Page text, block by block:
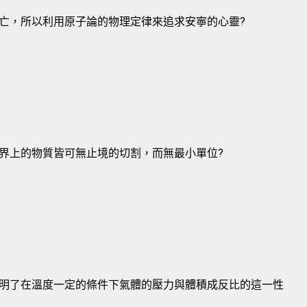
，所以利用原子論的物理定律來追求安寧的心靈?
上的物質皆可無止境的切割，而無最小單位?
了在溫度一定的條件下氣體的壓力與體積成反比的這一性